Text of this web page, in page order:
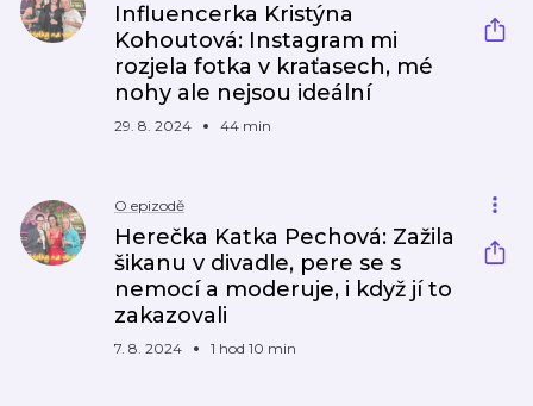
Influencerka Kristýna
Kohoutová: Instagram mi
rozjela fotka v kraťasech, mé
nohy ale nejsou ideální
29. 8. 2024 44 min
O epizodě
Herečka Katka Pechová: Zažila
šikanu v divadle, pere se s
nemocí a moderuje, i když jí to
zakazovali
7. 8. 2024 1 hod 10 min